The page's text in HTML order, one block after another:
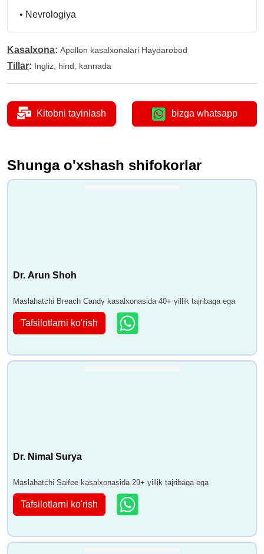
• Nevrologiya
Kasalxona: Apollon kasalxonalari Haydarobod
Tillar: Ingliz, hind, kannada
Kitobni tayinlash bizga whatsapp
Shunga o'xshash shifokorlar
Dr. Arun Shoh
Maslahatchi Breach Candy kasalxonasida 40+ yillik tajribaga ega
Tafsilotlarni ko'rish
Dr. Nimal Surya
Maslahatchi Saifee kasalxonasida 29+ yillik tajribaga ega
Tafsilotlarni ko'rish